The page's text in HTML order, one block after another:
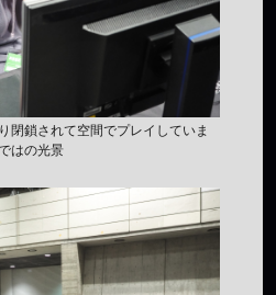
閉鎖されて空間でプレイしていま
はの光景